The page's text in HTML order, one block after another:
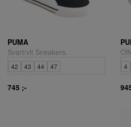
PUMA
Svart/vit Sneakers.
42 43 44 47
745 ;-
4